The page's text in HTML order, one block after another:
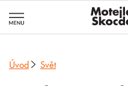
Úvod Svět